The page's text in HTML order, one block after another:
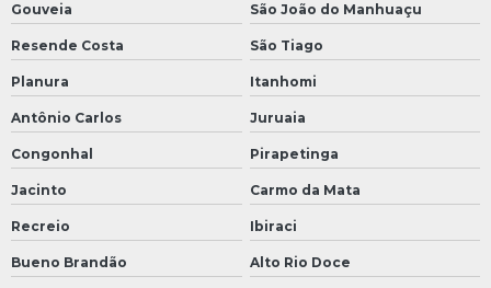
Gouveia São João do Manhuaçu
Resende Costa São Tiago
Planura Itanhomi
Antônio Carlos Juruaia
Congonhal Pirapetinga
Jacinto Carmo da Mata
Recreio Ibiraci
Bueno Brandão Alto Rio Doce